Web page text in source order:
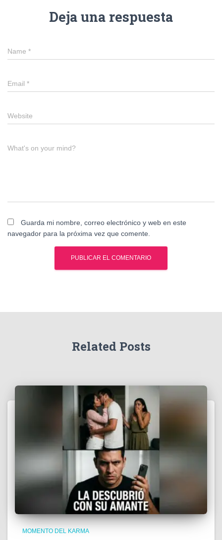
Deja una respuesta
Name *
Email *
Website
What's on your mind?
Guarda mi nombre, correo electrónico y web en este
navegador para la próxima vez que comente.
Related Posts
MOMENTO DEL KARMA